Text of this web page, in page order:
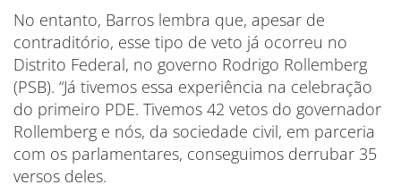
No entanto, Barros lembra que, apesar de
contraditório, esse tipo de veto já ocorreu no
Distrito Federal, no governo Rodrigo Rollemberg
(PSB). “Já tivemos essa experiência na celebração
do primeiro PDE. Tivemos 42 vetos do governador
Rollemberg e nós, da sociedade civil, em parceria
com os parlamentares, conseguimos derrubar 35
versos deles.